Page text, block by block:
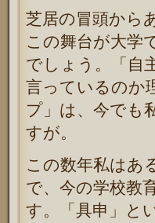
芝居の冒頭から
この舞台が大学
でしょう。「自
言っているのか
プ」は、今でも
すが。
この数年私はあ
で、今の学校教
す。「具申」と